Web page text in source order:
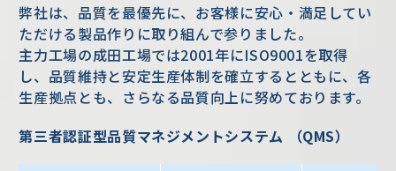
弊社は、品質を最優先に、お客様に安心・満足してい
ただける製品作りに取り組んで参りました。
主力工場の成田工場では2001年にISO9001を取得
し、品質維持と安定生産体制を確立するとともに、各
生産拠点とも、さらなる品質向上に努めております。
第三者認証型品質マネジメントシステム （QMS）